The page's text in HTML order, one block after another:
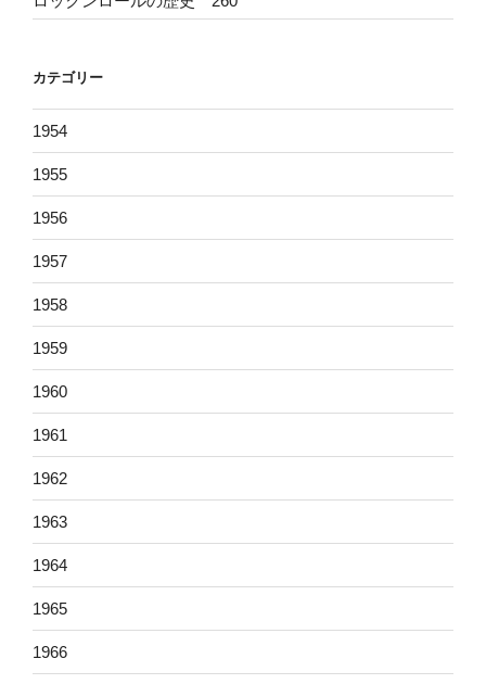
カテゴリー
1954
1955
1956
1957
1958
1959
1960
1961
1962
1963
1964
1965
1966